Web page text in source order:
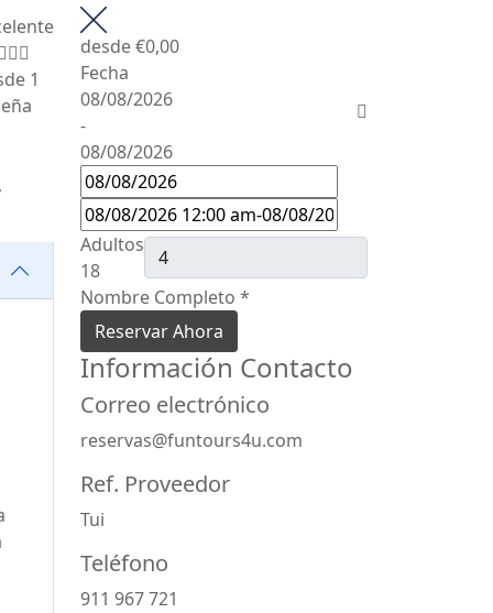
1
desde€0,00
Fecha
08/08/2026
-
08/08/2026
Adultos
18
Nombre Completo *
Reservar Ahora
Información Contacto
Correo electrónico
reservas@funtours4u.com
Ref. Proveedor
Tui
Teléfono
911 967 721